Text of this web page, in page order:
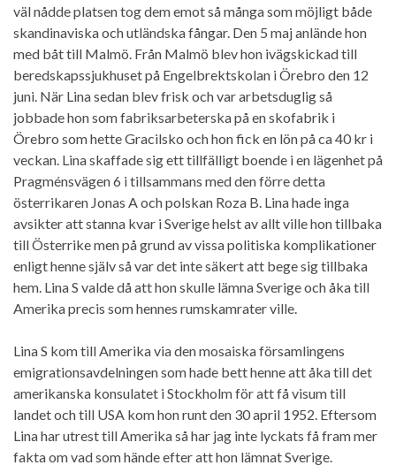
väl nådde platsen tog dem emot så många som möjligt både
skandinaviska och utländska fångar. Den 5 maj anlände hon
med båt till Malmö. Från Malmö blev hon ivägskickad till
beredskapssjukhuset på Engelbrektskolan i Örebro den 12
juni. När Lina sedan blev frisk och var arbetsduglig så
jobbade hon som fabriksarbeterska på en skofabrik i
Örebro som hette Gracilsko och hon fick en lön på ca 40 kr i
veckan. Lina skaffade sig ett tillfälligt boende i en lägenhet på
Pragménsvägen 6 i tillsammans med den förre detta
österrikaren Jonas A och polskan Roza B. Lina hade inga
avsikter att stanna kvar i Sverige helst av allt ville hon tillbaka
till Österrike men på grund av vissa politiska komplikationer
enligt henne själv så var det inte säkert att bege sig tillbaka
hem. Lina S valde då att hon skulle lämna Sverige och åka till
Amerika precis som hennes rumskamrater ville.
Lina S kom till Amerika via den mosaiska församlingens
emigrationsavdelningen som hade bett henne att åka till det
amerikanska konsulatet i Stockholm för att få visum till
landet och till USA kom hon runt den 30 april 1952. Eftersom
Lina har utrest till Amerika så har jag inte lyckats få fram mer
fakta om vad som hände efter att hon lämnat Sverige.